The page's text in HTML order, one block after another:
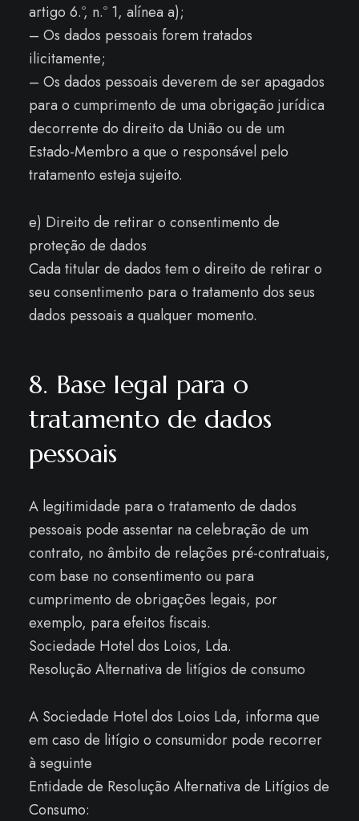
artigo 6.º, n.º 1, alínea a);
– Os dados pessoais forem tratados
ilicitamente;
– Os dados pessoais deverem de ser apagados
para o cumprimento de uma obrigação jurídica
decorrente do direito da União ou de um
Estado-Membro a que o responsável pelo
tratamento esteja sujeito.
e) Direito de retirar o consentimento de
proteção de dados
Cada titular de dados tem o direito de retirar o
seu consentimento para o tratamento dos seus
dados pessoais a qualquer momento.
8. Base legal para o
tratamento de dados
pessoais
A legitimidade para o tratamento de dados
pessoais pode assentar na celebração de um
contrato, no âmbito de relações pré-contratuais,
com base no consentimento ou para
cumprimento de obrigações legais, por
exemplo, para efeitos fiscais.
Sociedade Hotel dos Loios, Lda.
Resolução Alternativa de litígios de consumo
A Sociedade Hotel dos Loios Lda, informa que
em caso de litígio o consumidor pode recorrer
à seguinte
Entidade de Resolução Alternativa de Litígios de
Consumo: